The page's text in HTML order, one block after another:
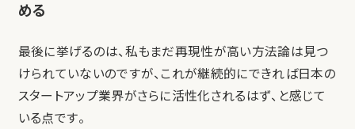
める
最後に挙げるのは、私もまだ再現性が高い方法論は見つ
けられていないのですが、これが継続的にできれば日本の
スタートアップ業界がさらに活性化されるはず、と感じて
いる点です。